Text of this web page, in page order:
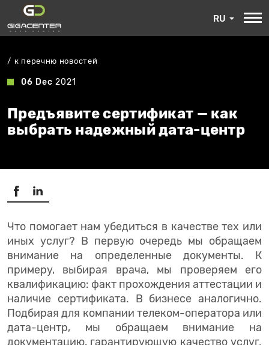
RU
к перечню новостей
06 Dec 2021
Предъявите сертификат — как
выбрать надежный дата-центр
Что помогает нам убедиться в качестве тех или
иных услуг? В первую очередь мы обращаем
внимание на определенные документы. К
примеру, выбирая врача, мы проверяем его
квалификацию: факт прохождения аттестации и
наличие сертификата. В бизнесе аналогично.
Подбирая для компании телеком-оператора или
дата-центр, мы обращаем внимание на
документацию, гарантирующую качество услуг.